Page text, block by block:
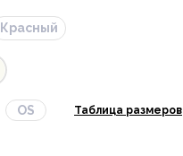
Красный
OS Таблица размеров